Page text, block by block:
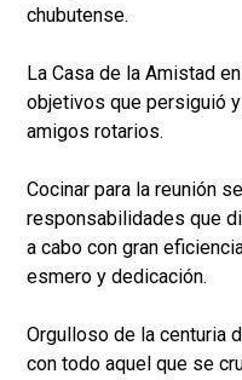
chubutense.
La Casa de la Amistad
objetivos que persiguió
amigos rotarios.
Cocinar para la reunión
responsabilidades que
a cabo con gran
esmero y dedicación.
Orgulloso de la centuria
con todo aquel que se